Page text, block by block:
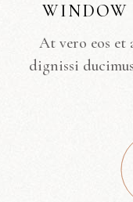
At vero eos et
dignissi